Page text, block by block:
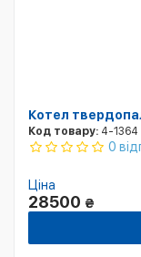
Котел
Код товару: 4-1364
0
Ціна
28500 ₴